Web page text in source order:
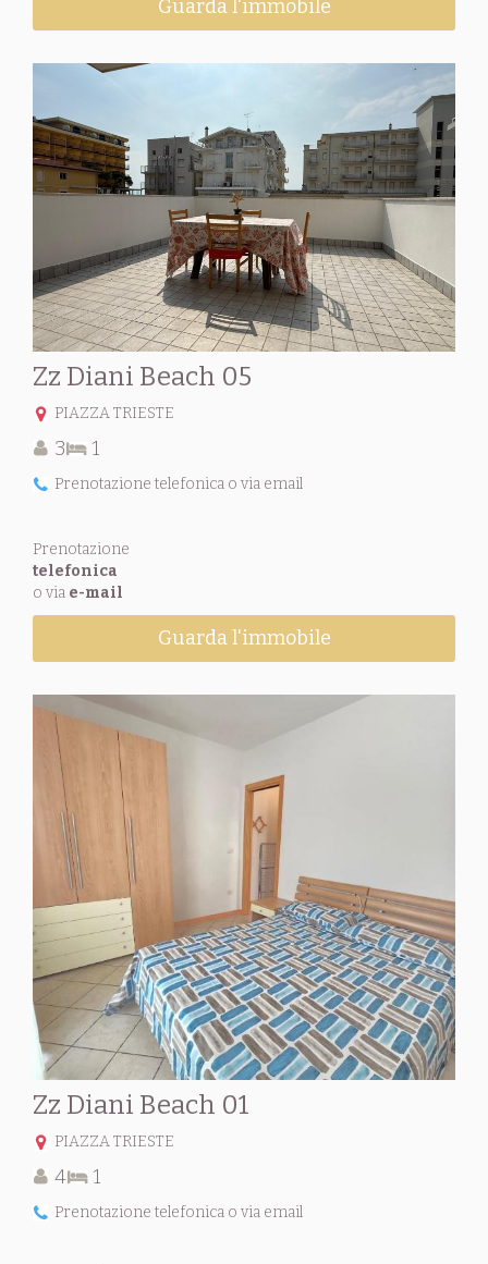
Guarda l'immobile
Zz Diani Beach 05
PIAZZA TRIESTE
3 1
Prenotazione telefonica o via email
Prenotazione
telefonica
o via e-mail
Guarda l'immobile
Zz Diani Beach 01
PIAZZA TRIESTE
4 1
Prenotazione telefonica o via email